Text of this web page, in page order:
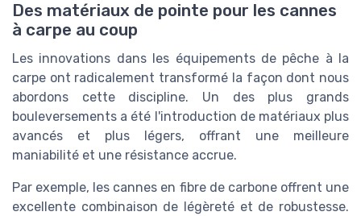
Des matériaux de pointe pour les cannes
à carpe au coup
Les innovations dans les équipements de pêche à la
carpe ont radicalement transformé la façon dont nous
abordons cette discipline. Un des plus grands
bouleversements a été l'introduction de matériaux plus
avancés et plus légers, offrant une meilleure
maniabilité et une résistance accrue.
Par exemple, les cannes en fibre de carbone offrent une
excellente combinaison de légèreté et de robustesse.